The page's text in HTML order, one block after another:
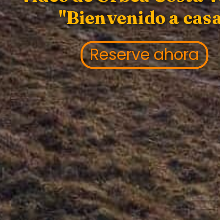
"Bienvenido a
Reserve ahora